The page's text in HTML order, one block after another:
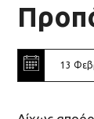
13